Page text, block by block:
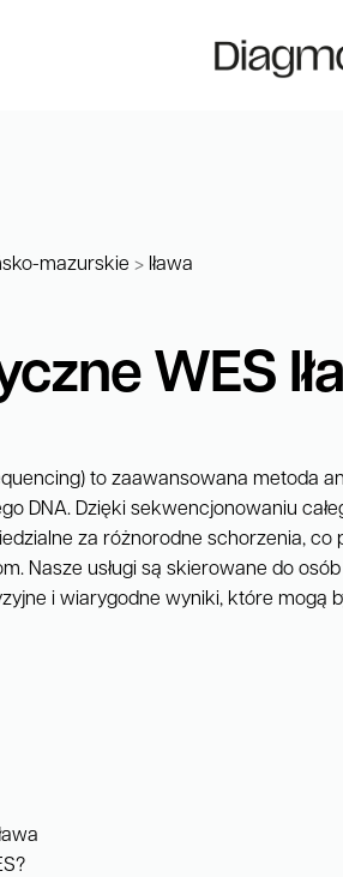
mazurskie > Iława
WES
to zaawansowana metoda
DNA. Dzięki sekwencjonowaniu
za różnorodne schorzenia, co
Nasze usługi są skierowane do
i wiarygodne wyniki, które mogą